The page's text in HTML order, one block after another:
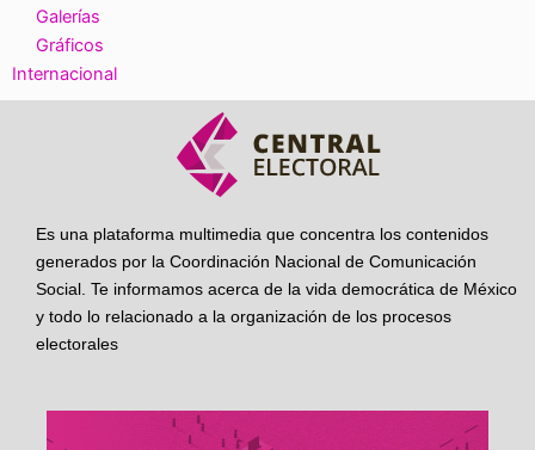
Galerías
Gráficos
Internacional
Es una plataforma multimedia que concentra los contenidos
generados por la Coordinación Nacional de Comunicación
Social. Te informamos acerca de la vida democrática de México
y todo lo relacionado a la organización de los procesos
electorales